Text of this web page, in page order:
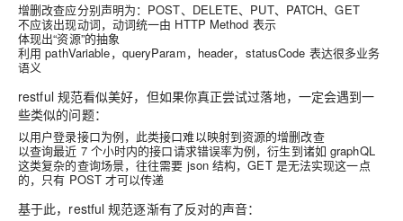
增删改查应分别声明为：POST、DELETE、PUT、PATCH、GET
不应该出现动词，动词统一由 HTTP Method 表示
体现出“资源”的抽象
利用 pathVariable，queryParam，header，statusCode 表达很多业务
语义
restful 规范看似美好，但如果你真正尝试过落地，一定会遇到一
些类似的问题：
以用户登录接口为例，此类接口难以映射到资源的增删改查
以查询最近 7 个小时内的接口请求错误率为例，衍生到诸如 graphQL
这类复杂的查询场景，往往需要 json 结构，GET 是无法实现这一点
的，只有 POST 才可以传递
基于此，restful 规范逐渐有了反对的声音：